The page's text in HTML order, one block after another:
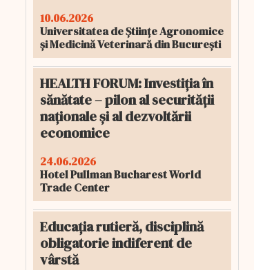
10.06.2026
Universitatea de Științe Agronomice
și Medicină Veterinară din București
HEALTH FORUM: Investiția în
sănătate – pilon al securității
naționale și al dezvoltării
economice
24.06.2026
Hotel Pullman Bucharest World
Trade Center
Educația rutieră, disciplină
obligatorie indiferent de
vârstă